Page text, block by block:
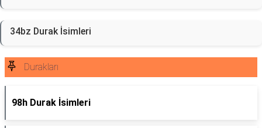
34bz Durak İsimleri
Durakları
98h Durak İsimleri